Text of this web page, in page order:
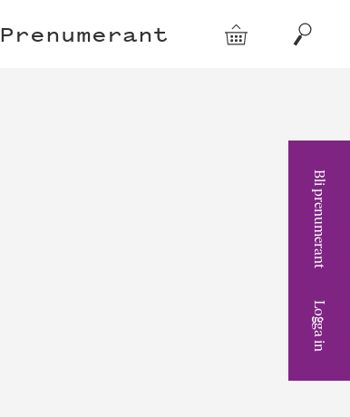
Prenumerant Varukorg Sök
Bli prenumerant
Logga in